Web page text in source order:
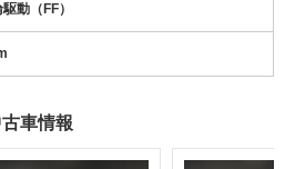
動（FF）
車情報